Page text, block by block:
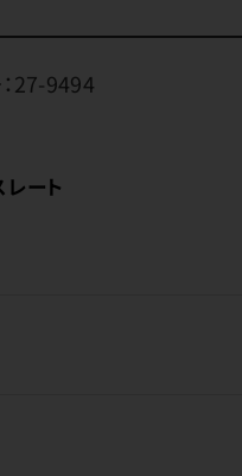
27-9494
レート